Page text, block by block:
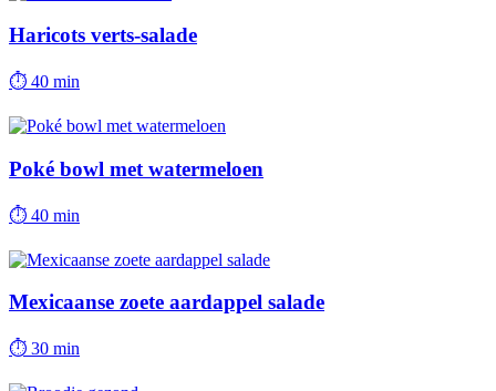
Haricots verts-salade
⏱ 40 min
Poké bowl met watermeloen
⏱ 40 min
Mexicaanse zoete aardappel salade
⏱ 30 min